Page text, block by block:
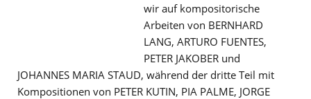
wir auf kompositorische
Arbeiten von BERNHARD
LANG, ARTURO FUENTES,
PETER JAKOBER und
JOHANNES MARIA STAUD, während der dritte Teil mit
Kompositionen von PETER KUTIN, PIA PALME, JORGE